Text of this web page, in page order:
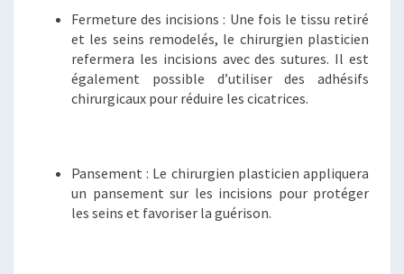
Fermeture des incisions : Une fois le tissu retiré
et les seins remodelés, le chirurgien plasticien
refermera les incisions avec des sutures. Il est
également possible d’utiliser des adhésifs
chirurgicaux pour réduire les cicatrices.
Pansement : Le chirurgien plasticien appliquera
un pansement sur les incisions pour protéger
les seins et favoriser la guérison.